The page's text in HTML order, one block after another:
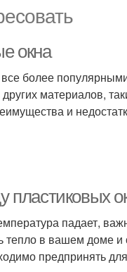
окна
более
материалов,
и
пластиковых
падает,
в вашем доме и
предпринять